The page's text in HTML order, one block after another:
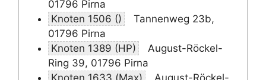
01796 Pirna
Knoten 1506 ()
Tannenweg 23b,
01796 Pirna
Knoten 1389 (HP)
August-Röckel-
Ring 39, 01796 Pirna
Knoten 1633 (Max)
August-Röckel-